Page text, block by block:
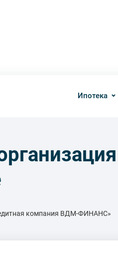
Ипотека
компания ВДМ-ФИНАНС»